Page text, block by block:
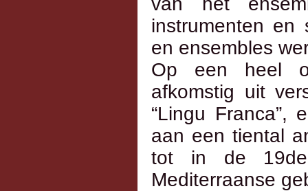
instrumenten en
en ensembles
Op een heel
afkomstig uit
“Lingu Franca”,
aan een tiental
tot in de
Mediterraanse